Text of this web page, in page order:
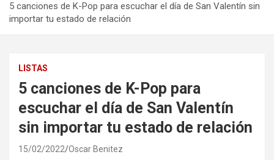
5 canciones de K-Pop para escuchar el día de San Valentín sin
importar tu estado de relación
LISTAS
5 canciones de K-Pop para
escuchar el día de San Valentín
sin importar tu estado de relación
15/02/2022 Oscar Benitez